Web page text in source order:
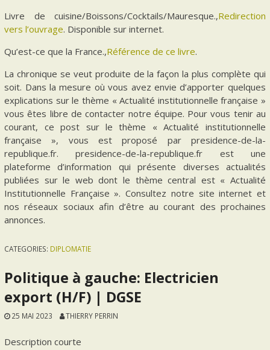
Livre de cuisine/Boissons/Cocktails/Mauresque.,Redirection
vers l’ouvrage. Disponible sur internet.
Qu’est-ce que la France.,Référence de ce livre.
La chronique se veut produite de la façon la plus complète qui
soit. Dans la mesure où vous avez envie d’apporter quelques
explications sur le thème « Actualité institutionnelle française »
vous êtes libre de contacter notre équipe. Pour vous tenir au
courant, ce post sur le thème « Actualité institutionnelle
française », vous est proposé par presidence-de-la-
republique.fr. presidence-de-la-republique.fr est une
plateforme d’information qui présente diverses actualités
publiées sur le web dont le thème central est « Actualité
Institutionnelle Française ». Consultez notre site internet et
nos réseaux sociaux afin d’être au courant des prochaines
annonces.
CATEGORIES: DIPLOMATIE
Politique à gauche: Electricien
export (H/F) | DGSE
25 MAI 2023 THIERRY PERRIN
Description courte